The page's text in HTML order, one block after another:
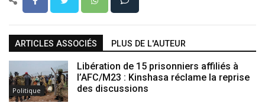
ARTICLES ASSOCIÉS PLUS DE L'AUTEUR
Politique
Libération de 15 prisonniers affiliés à
l’AFC/M23 : Kinshasa réclame la reprise
des discussions